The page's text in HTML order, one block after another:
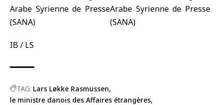
IB / LS
TAG: Lars Løkke Rasmussen
le ministre danois des Affaires étrangères